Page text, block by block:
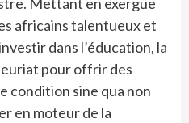
africains talentueux et
dans l’éducation, la
pour offrir des
condition sine qua non
en moteur de la